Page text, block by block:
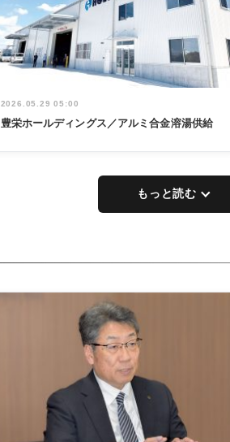
2026.05.29 05:00
豊栄ホールディングス／アルミ合金溶湯供給
もっと読む